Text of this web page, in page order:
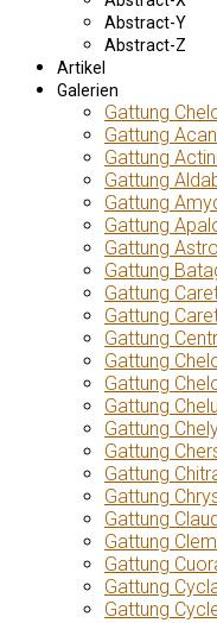
Abstract-Y
Abstract-Z
Artikel
Galerien
Gattung
Gattung
Gattung
Gattung
Gattung
Gattung
Gattung
Gattung
Gattung
Gattung
Gattung
Gattung
Gattung
Gattung
Gattung
Gattung
Gattung
Gattung
Gattung
Gattung
Gattung
Gattung
Gattung